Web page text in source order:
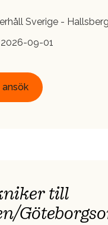
Sverige - Hallsberg
2026-09-01
till